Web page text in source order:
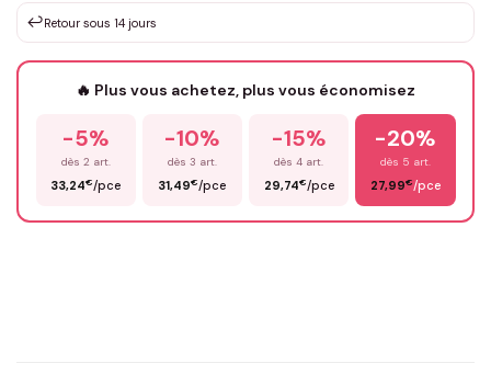
Votre texte / idée*
Prénom*
↩️Retour sous 14 jours
🔥 Plus vous achetez, plus vous économisez
-5%
dès 2 art.
33,24€/pce
-10%
dès 3 art.
31,49€/pce
-15%
dès 4 art.
29,74€/pce
-20%
dès 5 art.
27,99€/pce